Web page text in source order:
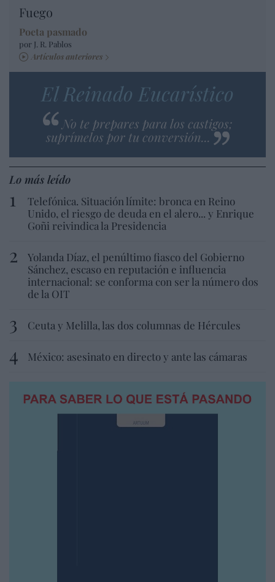
Fuego
Poeta pasmado
por J. R. Pablos
Artículos anteriores
El Reinado Eucarístico
No te prepares para los castigos;
suprímelos por tu conversión...
Lo más leído
Telefónica. Situación límite: bronca en Reino
Unido, el riesgo de deuda en el alero... y Enrique
Goñi reivindica la Presidencia
Yolanda Díaz, el penúltimo fiasco del Gobierno
Sánchez, escaso en reputación e influencia
internacional: se conforma con ser la número dos
de la OIT
Ceuta y Melilla, las dos columnas de Hércules
México: asesinato en directo y ante las cámaras